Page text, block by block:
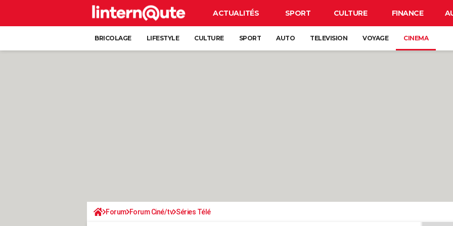
ACTUALITÉS SPORT CULTURE FINANCE
BRICOLAGE LIFESTYLE CULTURE SPORT AUTO TELEVISION VOYAGE CINEMA
Forum Forum Ciné/tv Séries Télé